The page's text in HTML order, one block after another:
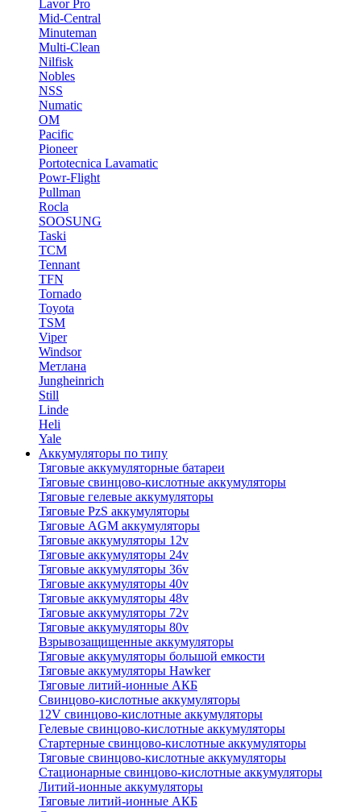
Lavor Pro
Mid-Central
Minuteman
Multi-Clean
Nilfisk
Nobles
NSS
Numatic
OM
Pacific
Pioneer
Portotecnica Lavamatic
Powr-Flight
Pullman
Rocla
SOOSUNG
Taski
TCM
Tennant
TFN
Tornado
Toyota
TSM
Viper
Windsor
Метлана
Jungheinrich
Still
Linde
Heli
Yale
Аккумуляторы по типу
Тяговые аккумуляторные батареи
Тяговые свинцово-кислотные аккумуляторы
Тяговые гелевые аккумуляторы
Тяговые PzS аккумуляторы
Тяговые AGM аккумуляторы
Тяговые аккумуляторы 12v
Тяговые аккумуляторы 24v
Тяговые аккумуляторы 36v
Тяговые аккумуляторы 40v
Тяговые аккумуляторы 48v
Тяговые аккумуляторы 72v
Тяговые аккумуляторы 80v
Взрывозащищенные аккумуляторы
Тяговые аккумуляторы большой емкости
Тяговые аккумуляторы Hawker
Тяговые литий-ионные АКБ
Свинцово-кислотные аккумуляторы
12V свинцово-кислотные аккумуляторы
Гелевые свинцово-кислотные аккумуляторы
Стартерные свинцово-кислотные аккумуляторы
Тяговые свинцово-кислотные аккумуляторы
Стационарные свинцово-кислотные аккумуляторы
Литий-ионные аккумуляторы
Тяговые литий-ионные АКБ